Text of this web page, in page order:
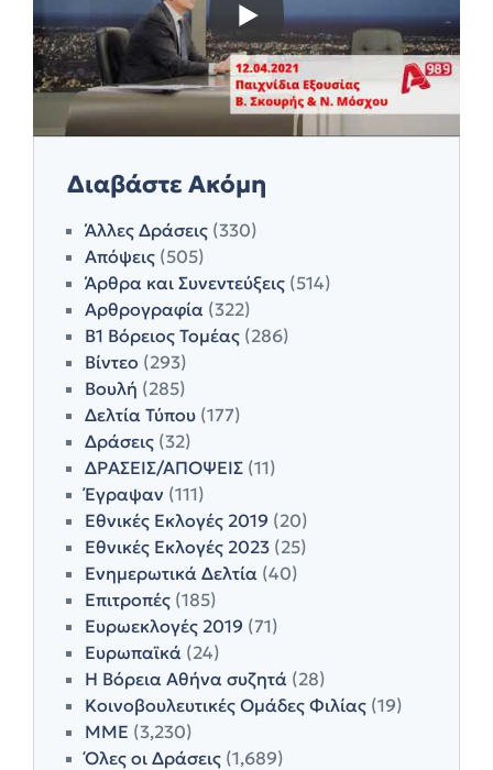
Διαβάστε Ακόμη
Άλλες Δράσεις (330)
Απόψεις (505)
Άρθρα και Συνεντεύξεις (514)
Αρθρογραφία (322)
Β1 Βόρειος Τομέας (286)
Βίντεο (293)
Βουλή (285)
Δελτία Τύπου (177)
Δράσεις (32)
ΔΡΑΣΕΙΣ/ΑΠΟΨΕΙΣ (11)
Έγραψαν (111)
Εθνικές Εκλογές 2019 (20)
Εθνικές Εκλογές 2023 (25)
Ενημερωτικά Δελτία (40)
Επιτροπές (185)
Ευρωεκλογές 2019 (71)
Ευρωπαϊκά (24)
Η Βόρεια Αθήνα συζητά (28)
Κοινοβουλευτικές Ομάδες Φιλίας (19)
ΜΜΕ (3,230)
Όλες οι Δράσεις (1,689)